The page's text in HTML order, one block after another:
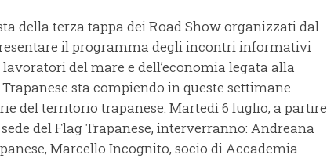
della terza tappa dei Road Show organizzati dal
il programma degli incontri informativi
del mare e dell’economia legata alla
sta compiendo in queste settimane
del territorio trapanese. Martedì 6 luglio, a partire
del Flag Trapanese, interverranno: Andreana
Marcello Incognito, socio di Accademia